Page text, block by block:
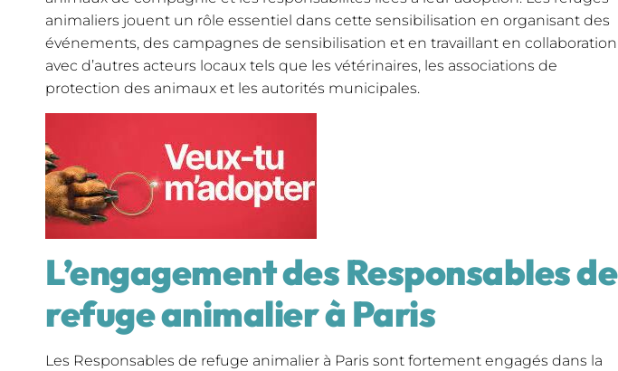
animaliers jouent un rôle essentiel dans cette sensibilisation en organisant des
événements, des campagnes de sensibilisation et en travaillant en collaboration
avec d’autres acteurs locaux tels que les vétérinaires, les associations de
protection des animaux et les autorités municipales.
L’engagement des Responsables de
refuge animalier à Paris
Les Responsables de refuge animalier à Paris sont fortement engagés dans la